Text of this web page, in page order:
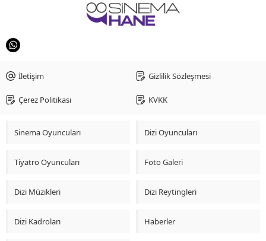
İletişim Gizlilik Sözleşmesi
Çerez Politikası KVKK
Sinema Oyuncuları Dizi Oyuncuları
Tiyatro Oyuncuları Foto Galeri
Dizi Müzikleri Dizi Reytingleri
Dizi Kadroları Haberler